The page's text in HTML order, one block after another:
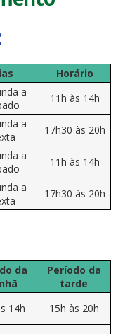
Horário
a
11h às 14h
a
17h30 às 20h
a
11h às 14h
a
17h30 às 20h
da
Período da
tarde
14h
15h às 20h